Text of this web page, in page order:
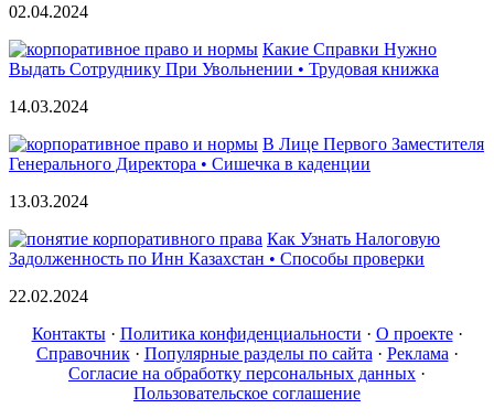
02.04.2024
Какие Справки Нужно
Выдать Сотруднику При Увольнении • Трудовая книжка
14.03.2024
В Лице Первого Заместителя
Генерального Директора • Сишечка в каденции
13.03.2024
Как Узнать Налоговую
Задолженность по Инн Казахстан • Способы проверки
22.02.2024
Контакты· Политика конфиденциальности · О проекте·
Справочник· Популярные разделы по сайта · Реклама ·
Согласие на обработку персональных данных ·
Пользовательское соглашение